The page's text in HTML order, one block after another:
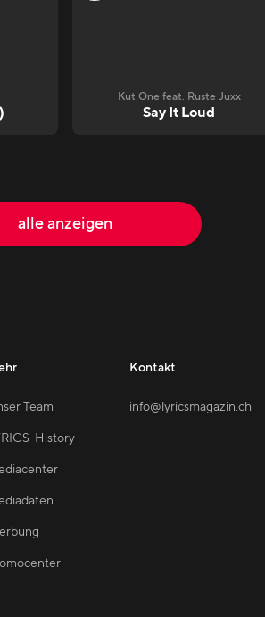
Kut One feat. Ruste Juxx
Say It Loud
alle anzeigen
Team
History
Kontakt
info@lyricsmagazin.ch